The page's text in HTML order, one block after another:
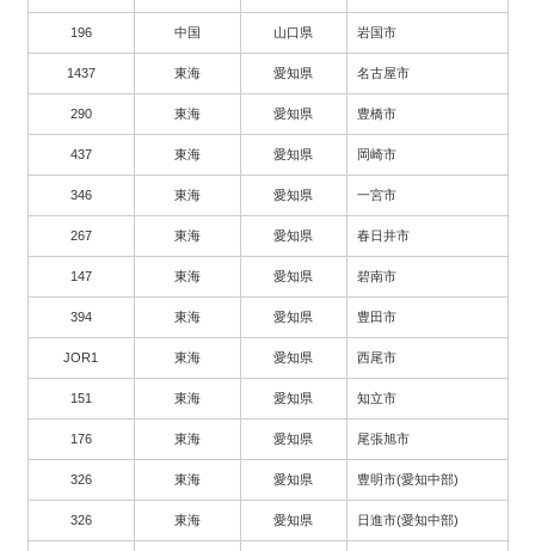
196 中国 山口県 岩国市
1437 東海 愛知県 名古屋市
290 東海 愛知県 豊橋市
437 東海 愛知県 岡崎市
346 東海 愛知県 一宮市
267 東海 愛知県 春日井市
147 東海 愛知県 碧南市
394 東海 愛知県 豊田市
JOR1 東海 愛知県 西尾市
151 東海 愛知県 知立市
176 東海 愛知県 尾張旭市
326 東海 愛知県 豊明市(愛知中部)
326 東海 愛知県 日進市(愛知中部)